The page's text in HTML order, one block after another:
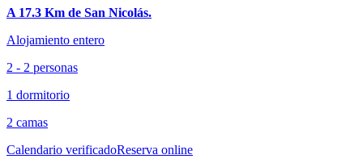
A 17.3 Km de San Nicolás.
Alojamiento entero
2 - 2 personas
1 dormitorio
2 camas
Calendario verificadoReserva online